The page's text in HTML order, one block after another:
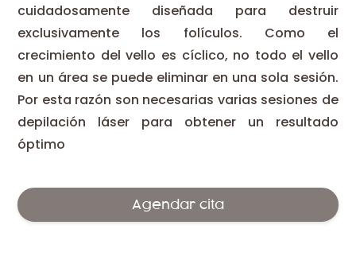
cuidadosamente diseñada para destruir
exclusivamente los folículos. Como el
crecimiento del vello es cíclico, no todo el vello
en un área se puede eliminar en una sola sesión.
Por esta razón son necesarias varias sesiones de
depilación láser para obtener un resultado
óptimo
Agendar cita